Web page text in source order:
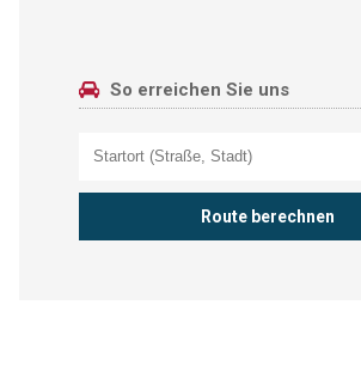
So erreichen Sie uns